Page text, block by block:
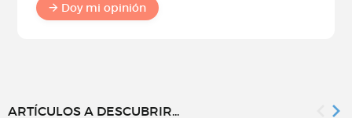
Doy mi opinión
ARTÍCULOS A DESCUBRIR...